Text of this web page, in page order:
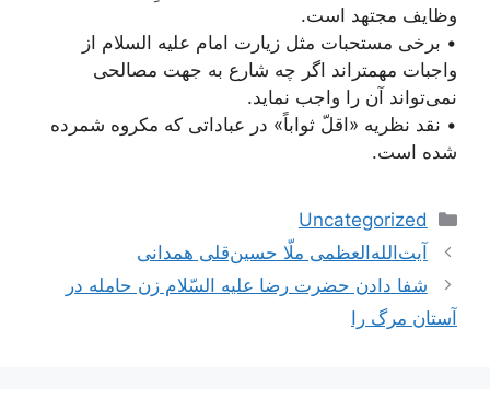
وظایف مجتهد است.
• برخی مستحبات مثل زیارت امام علیه السلام از
واجبات مهمتر‌اند اگر چه شارع به جهت مصالحی
نمی‌تواند آن را واجب نماید.
• نقد نظریه «اقلّ ثواباً» در عباداتی که مکروه شمرده
شده است.
دسته‌ها
Uncategorized
ناوبری
نوشته‌ها
آیت‌الله‌العظمی ملّا حسین‌قلی همدانی
شفا دادن حضرت رضا عليه السّلام زن حامله در
آستان مرگ را